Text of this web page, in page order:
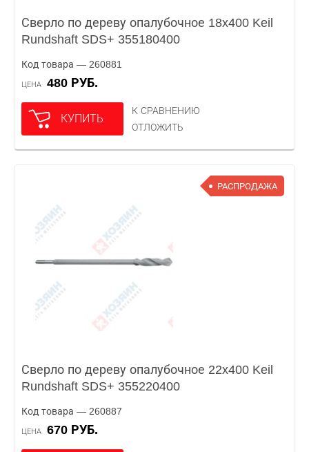
Сверло по дереву опалубочное 18x400 Keil
Rundshaft SDS+ 355180400
Код товара — 260881
ЦЕНА 480 РУБ.
КУПИТЬ
К СРАВНЕНИЮ
ОТЛОЖИТЬ
РАСПРОДАЖА
Сверло по дереву опалубочное 22x400 Keil
Rundshaft SDS+ 355220400
Код товара — 260887
ЦЕНА 670 РУБ.